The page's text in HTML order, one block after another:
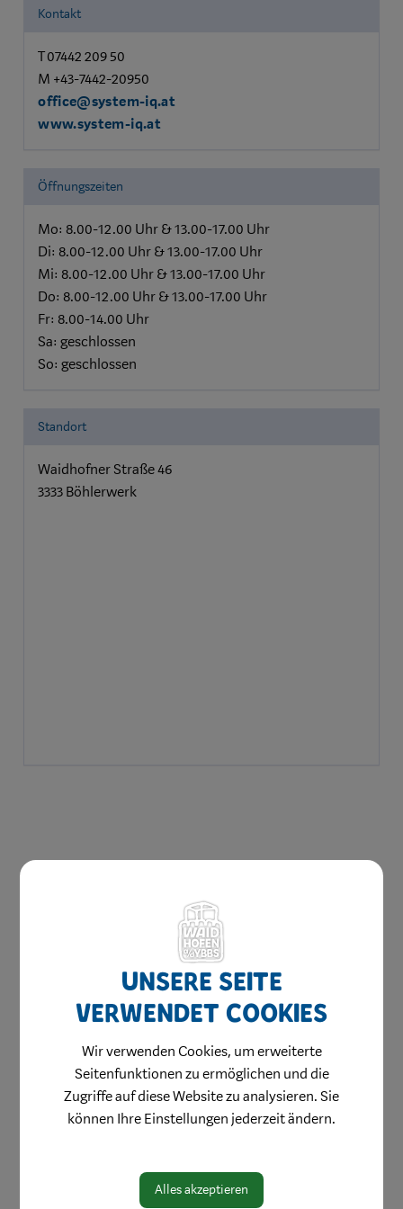
Kontakt
T 07442 209 50
M +43-7442-20950
office@system-iq.at
www.system-iq.at
Öffnungszeiten
Mo: 8.00-12.00 Uhr & 13.00-17.00 Uhr
Di: 8.00-12.00 Uhr & 13.00-17.00 Uhr
Mi: 8.00-12.00 Uhr & 13.00-17.00 Uhr
Do: 8.00-12.00 Uhr & 13.00-17.00 Uhr
Fr: 8.00-14.00 Uhr
Sa: geschlossen
So: geschlossen
Standort
Waidhofner Straße 46
3333 Böhlerwerk
Aktuelles & Angebote
Bestellung Einkaufsgutscheine
Weihnachtsgewinnspiel
Stellenangebote
Innenstadtbroschüre
Wohnen & Werken
Unsere Seite
verwendet Cookies
Wir verwenden Cookies, um erweiterte
Seitenfunktionen zu ermöglichen und die
Zugriffe auf diese Website zu analysieren. Sie
können Ihre Einstellungen jederzeit ändern.
Alles akzeptieren